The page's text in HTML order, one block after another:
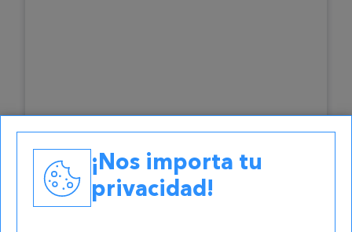
15/09/2023
Qué estudiar después de la ESO
Leer
¡Nos importa tu
privacidad!